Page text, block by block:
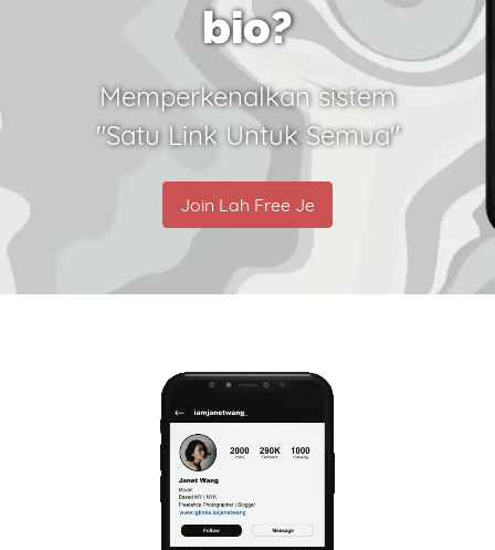
bio?
Memperkenalkan sistem
"Satu Link Untuk Semua"
Join Lah Free Je